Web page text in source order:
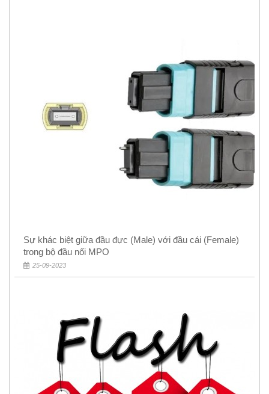
Sự khác biệt giữa đầu đực (Male) với đầu cái (Female)
trong bộ đầu nối MPO
25-09-2023